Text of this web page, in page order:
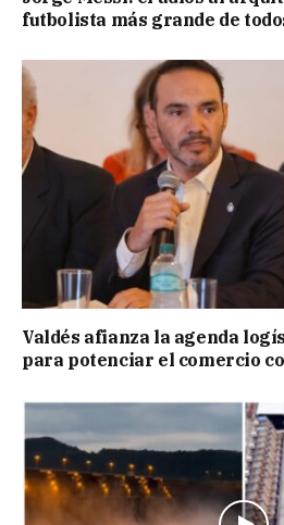
futbolista más grande de
Valdés afianza la agenda
para potenciar el comercio